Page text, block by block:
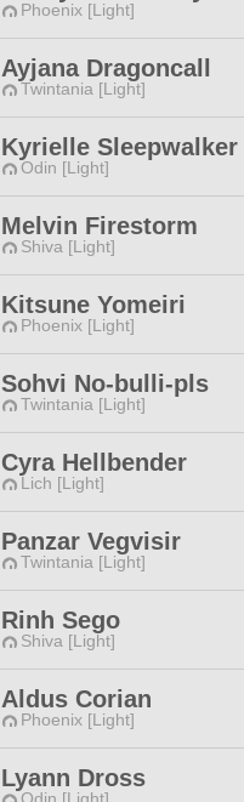
Phoenix [Light]
Ayjana Dragoncall
Twintania [Light]
Kyrielle Sleepwalker
Odin [Light]
Melvin Firestorm
Shiva [Light]
Kitsune Yomeiri
Phoenix [Light]
Sohvi No-bulli-pls
Twintania [Light]
Cyra Hellbender
Lich [Light]
Panzar Vegvisir
Twintania [Light]
Rinh Sego
Shiva [Light]
Aldus Corian
Phoenix [Light]
Lyann Dross